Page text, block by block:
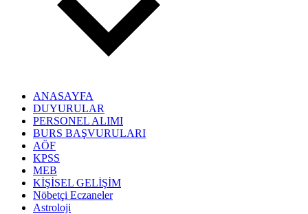
ANASAYFA
DUYURULAR
PERSONEL ALIMI
BURS BAŞVURULARI
AÖF
KPSS
MEB
KİŞİSEL GELİŞİM
Nöbetçi Eczaneler
Astroloji